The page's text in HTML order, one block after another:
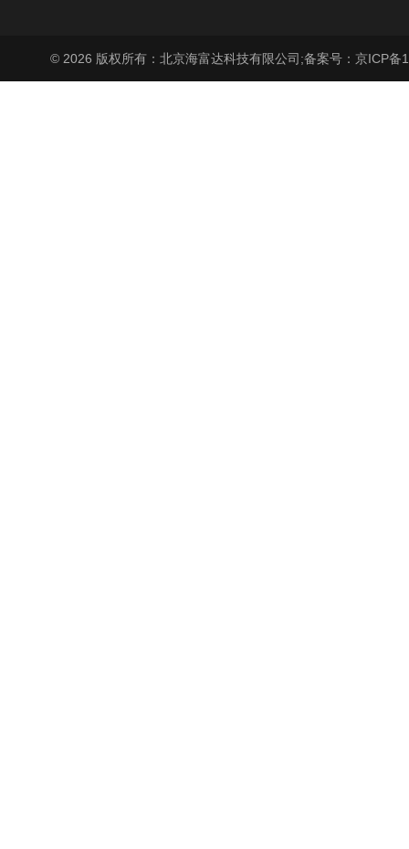
© 2026 版权所有：北京海富达科技有限公司;备案号：京ICP备